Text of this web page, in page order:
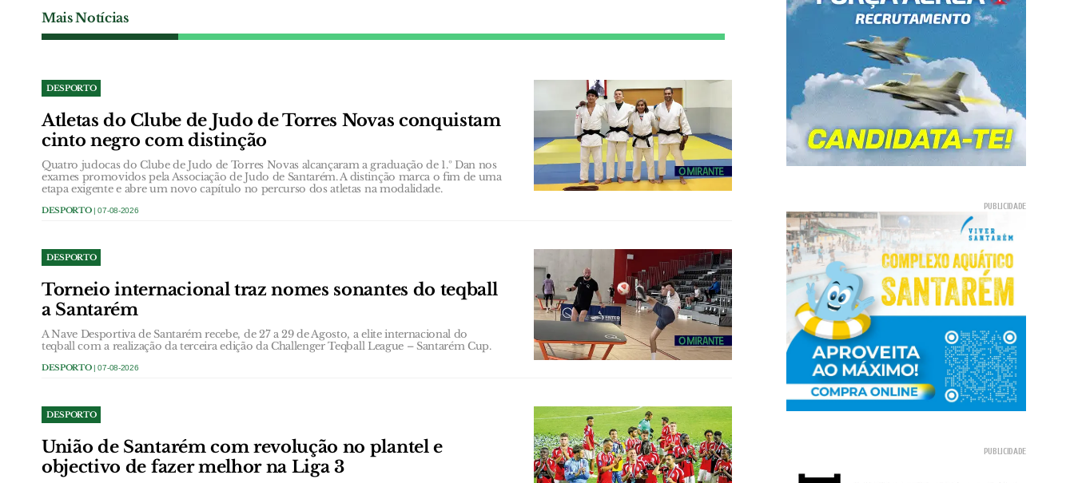
Mais Notícias
DESPORTO
Atletas do Clube de Judo de Torres Novas conquistam
cinto negro com distinção
Quatro judocas do Clube de Judo de Torres Novas alcançaram a graduação de 1.º Dan nos
exames promovidos pela Associação de Judo de Santarém. A distinção marca o fim de uma
etapa exigente e abre um novo capítulo no percurso dos atletas na modalidade.
DESPORTO| 07-08-2026
DESPORTO
Torneio internacional traz nomes sonantes do teqball
a Santarém
A Nave Desportiva de Santarém recebe, de 27 a 29 de Agosto, a elite internacional do
teqball com a realização da terceira edição da Challenger Teqball League – Santarém Cup.
DESPORTO| 07-08-2026
DESPORTO
União de Santarém com revolução no plantel e
objectivo de fazer melhor na Liga 3